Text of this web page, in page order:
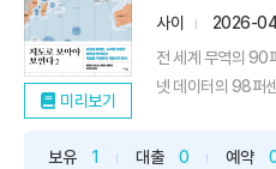
미리보기
사이
2026-
전 세계 무역의 90
넷 데이터의 98퍼
없다. 21세기 〈힘의
보유 1 대출 0 예약